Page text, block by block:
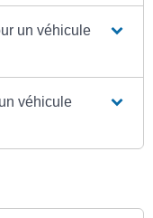
un véhicule
véhicule